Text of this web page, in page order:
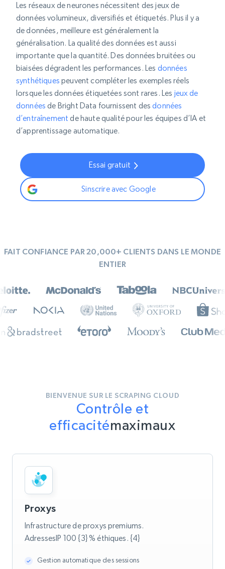
Les réseaux de neurones nécessitent des jeux de
données volumineux, diversifiés et étiquetés. Plus il y a
de données, meilleure est généralement la
généralisation. La qualité des données est aussi
importante que la quantité. Des données bruitées ou
biaisées dégradent les performances. Les données
synthétiques peuvent compléter les exemples réels
lorsque les données étiquetées sont rares. Les jeux de
données de Bright Data fournissent desdonnées
d’entraînement de haute qualité pour les équipes d’IA et
d’apprentissage automatique.
Essai gratuit
Sinscrire avec Google
FAIT CONFIANCE PAR 20,000+ CLIENTS DANS LE MONDE
ENTIER
BIENVENUE SUR LE SCRAPING CLOUD
Contrôle et
efficacitémaximaux
Proxys
Infrastructure de proxys premiums.
AdressesIP 100 {3} % éthiques. {4}
Gestion automatique des sessions